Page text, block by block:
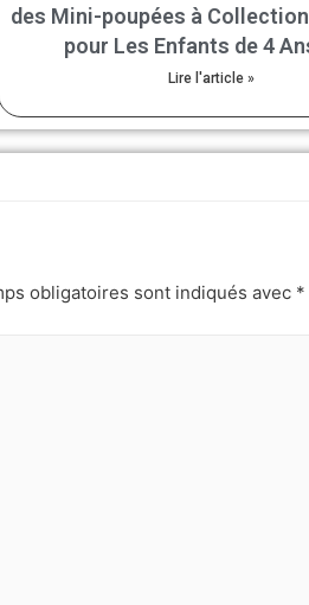
des Mini-poupées à
pour Les Enfants de 4
Lire l'article »
obligatoires sont indiqués avec *